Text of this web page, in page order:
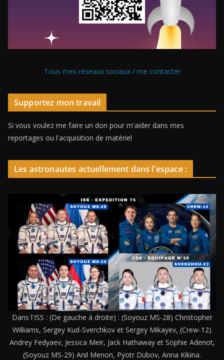
Tous mes réseaux sociaux / me contacter
Supportez mon travail
Si vous voulez me faire un don pour m'aider dans mes
reportages ou l'acquisition de matériel
Les astronautes actuellement dans l'espace :
Dans l'ISS : (De gauche à droite) : (Soyouz MS-28) Christopher
Williams, Sergey Kud-Sverchkov et Sergey Mikayev, (Crew-12)
Andrey Fedyaev, Jessica Meir, Jack Hathaway et Sophie Adenot,
(Soyouz MS-29) Anil Menon, Pyotr Dubov, Anna Kikina.